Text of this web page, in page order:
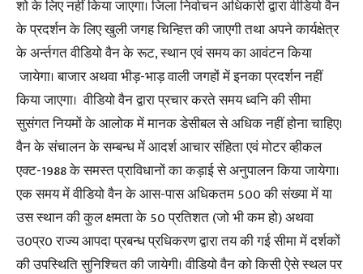
शो के लिए नहीं किया जाएगा। जिला निर्वाचन अधिकारी द्वारा वीडियो वैन
के प्रदर्शन के लिए खुली जगह चिन्हित्त की जाएगी तथा अपने कार्यक्षेत्र
के अर्न्तगत वीडियो वैन के रूट, स्थान एवं समय का आवंटन किया
जायेगा। बाजार अथवा भीड़-भाड़ वाली जगहों में इनका प्रदर्शन नहीं
किया जाएगा। वीडियो वैन द्वारा प्रचार करते समय ध्वनि की सीमा
सुसंगत नियमों के आलोक में मानक डेसीबल से अधिक नहीं होना चाहिए।
वैन के संचालन के सम्बन्ध में आदर्श आचार संहिता एवं मोटर व्हीकल
एक्ट-1988 के समस्त प्राविधानों का कड़ाई से अनुपालन किया जायेगा।
एक समय में वीडियो वैन के आस-पास अधिकतम 500 की संख्या में या
उस स्थान की कुल क्षमता के 50 प्रतिशत (जो भी कम हो) अथवा
उ0प्र0 राज्य आपदा प्रबन्ध प्रधिकरण द्वारा तय की गई सीमा में दर्शकों
की उपस्थिति सुनिश्चित की जायेगी। वीडियो वैन को किसी ऐसे स्थल पर